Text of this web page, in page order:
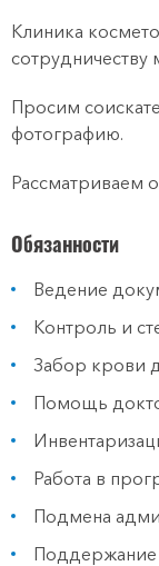
Клиника
сотрудничеству
Просим
фотографию.
Рассматриваем
Обязанности
Ведение
Контроль и
Забор крови
Помощь
Работа в
Подмена
Поддержание